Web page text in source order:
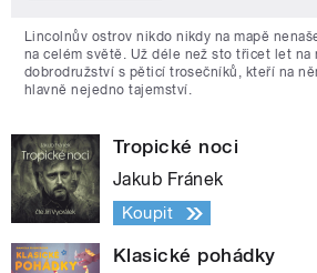
Lincolnův ostrov nikdo nikdy na mapě
na celém světě. Už déle než sto třicet let na
dobrodružství s pěticí trosečníků, kteří na
hlavně nejedno tajemství.
Tropické noci
Jakub Fránek
Koupit
Klasické pohádky